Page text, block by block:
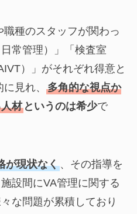
種のスタッフが関わっ
常管理）」「検査室
）」がそれぞれ得意と
見れ、 多角的な視点か
材というのは希少で
が現状なく、その指導を
設間にVA管理に関する
な問題が累積しており